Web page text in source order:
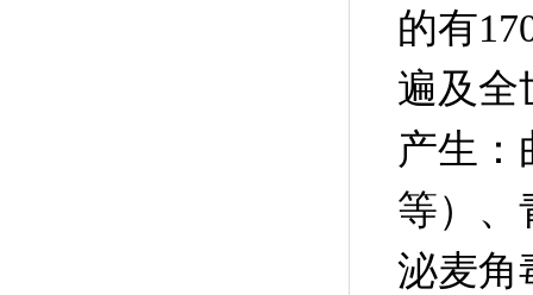
的有
遍及全
产生：
等）、
泌麦角